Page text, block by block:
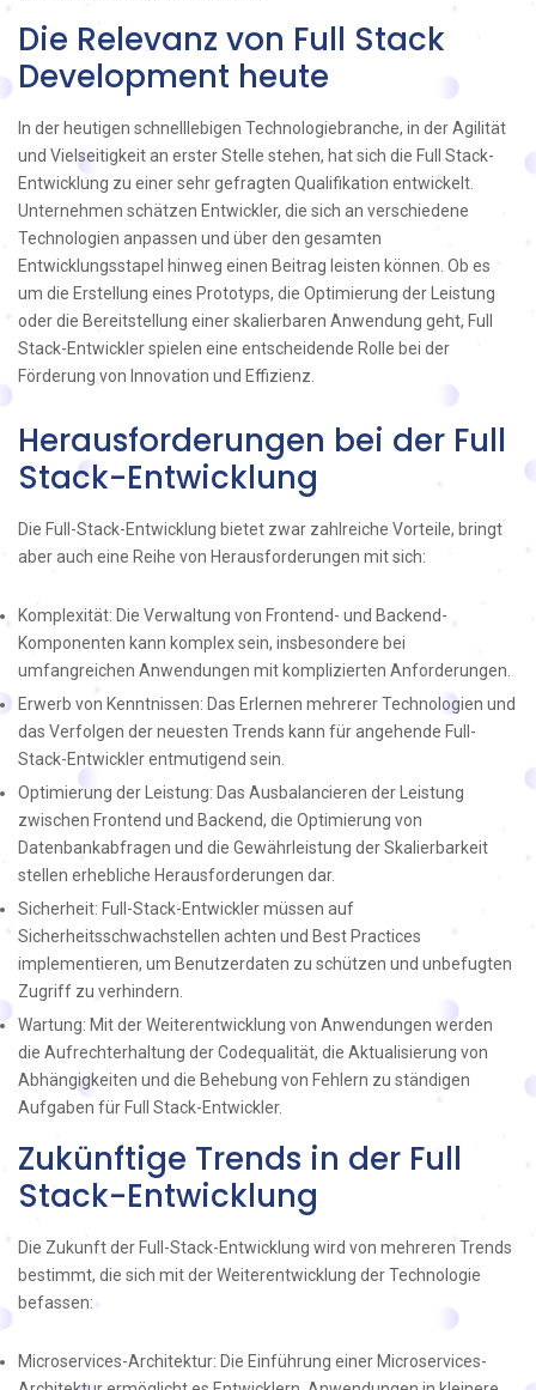
Die Relevanz von Full Stack
Development heute
In der heutigen schnelllebigen Technologiebranche, in der Agilität
und Vielseitigkeit an erster Stelle stehen, hat sich die Full Stack-
Entwicklung zu einer sehr gefragten Qualifikation entwickelt.
Unternehmen schätzen Entwickler, die sich an verschiedene
Technologien anpassen und über den gesamten
Entwicklungsstapel hinweg einen Beitrag leisten können. Ob es
um die Erstellung eines Prototyps, die Optimierung der Leistung
oder die Bereitstellung einer skalierbaren Anwendung geht, Full
Stack-Entwickler spielen eine entscheidende Rolle bei der
Förderung von Innovation und Effizienz.
Herausforderungen bei der Full
Stack-Entwicklung
Die Full-Stack-Entwicklung bietet zwar zahlreiche Vorteile, bringt
aber auch eine Reihe von Herausforderungen mit sich:
Komplexität: Die Verwaltung von Frontend- und Backend-
Komponenten kann komplex sein, insbesondere bei
umfangreichen Anwendungen mit komplizierten Anforderungen.
Erwerb von Kenntnissen: Das Erlernen mehrerer Technologien und
das Verfolgen der neuesten Trends kann für angehende Full-
Stack-Entwickler entmutigend sein.
Optimierung der Leistung: Das Ausbalancieren der Leistung
zwischen Frontend und Backend, die Optimierung von
Datenbankabfragen und die Gewährleistung der Skalierbarkeit
stellen erhebliche Herausforderungen dar.
Sicherheit: Full-Stack-Entwickler müssen auf
Sicherheitsschwachstellen achten und Best Practices
implementieren, um Benutzerdaten zu schützen und unbefugten
Zugriff zu verhindern.
Wartung: Mit der Weiterentwicklung von Anwendungen werden
die Aufrechterhaltung der Codequalität, die Aktualisierung von
Abhängigkeiten und die Behebung von Fehlern zu ständigen
Aufgaben für Full Stack-Entwickler.
Zukünftige Trends in der Full
Stack-Entwicklung
Die Zukunft der Full-Stack-Entwicklung wird von mehreren Trends
bestimmt, die sich mit der Weiterentwicklung der Technologie
befassen:
Microservices-Architektur: Die Einführung einer Microservices-